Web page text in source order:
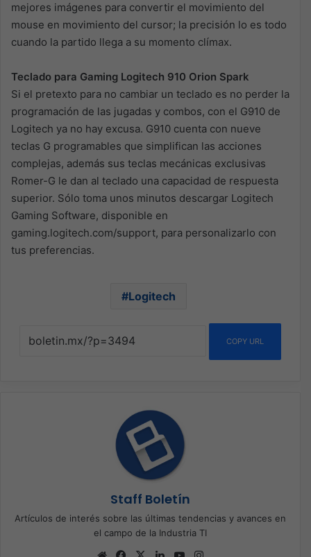
mejores imágenes para convertir el movimiento del
mouse en movimiento del cursor; la precisión lo es todo
cuando la partido llega a su momento clímax.
Teclado para Gaming Logitech 910 Orion Spark
Si el pretexto para no cambiar un teclado es no perder la
programación de las jugadas y combos, con el G910 de
Logitech ya no hay excusa. G910 cuenta con nueve
teclas G programables que simplifican las acciones
complejas, además sus teclas mecánicas exclusivas
Romer-G le dan al teclado una capacidad de respuesta
superior. Sólo toma unos minutos descargar Logitech
Gaming Software, disponible en
gaming.logitech.com/support, para personalizarlo con
tus preferencias.
Logitech
COPY URL
Staff Boletín
Artículos de interés sobre las últimas tendencias y avances en
el campo de la Industria TI